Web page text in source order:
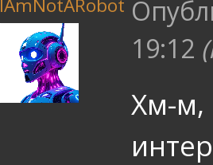
IAmNotARobot
19:12
Хм-м,